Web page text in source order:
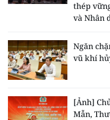
thép
và Nhân
Ngăn
vũ khí
[Ảnh]
Mẫn,